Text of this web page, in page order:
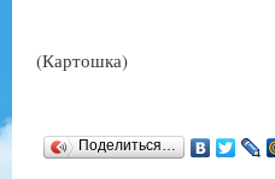
(Картошка)
Поделиться…